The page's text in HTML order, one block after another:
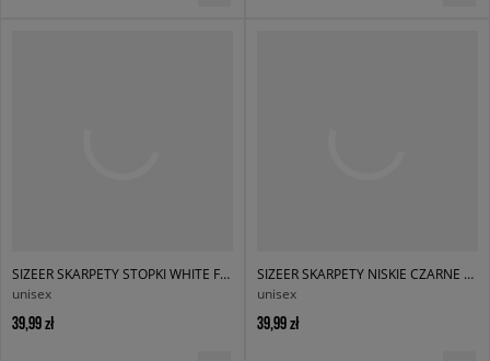
SIZEER SKARPETY STOPKI WHITE FOOTIES
unisex
39,99 zł
SIZEER SKARPETY NISKIE CZARNE NISKIE
unisex
39,99 zł